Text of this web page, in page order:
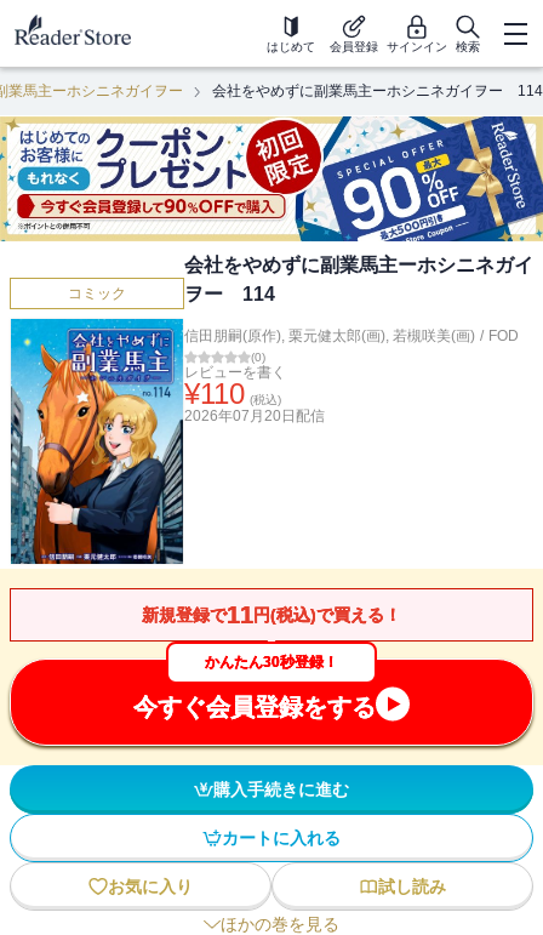
はじめて 会員登録 サインイン 検索
業馬主ーホシニネガイヲー 会社をやめずに副業馬主ーホシニネガイヲー 114
コミック
会社をやめずに副業馬主ーホシニネガイ
ヲー 114
信田朋嗣(原作), 栗元健太郎(画), 若槻咲美(画) / FOD
(0)
レビューを書く
¥110 (税込)
2026年07月20日 配信
新規登録で11円(税込)で買える！
かんたん30秒登録！
今すぐ会員登録をする
購入手続きに進む
カートに入れる
お気に入り
試し読み
ほかの巻を見る